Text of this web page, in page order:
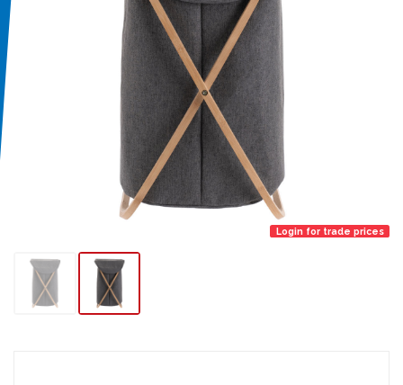
Login for trade prices